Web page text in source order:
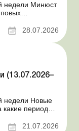
недели Минюст
центра по28.07.2026
(13.07.2026–
недели Новые
какие периоды
во время21.07.2026